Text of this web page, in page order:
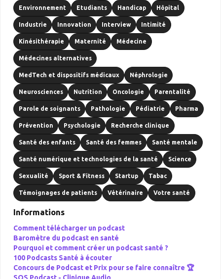
Environnement Etudiants Handicap Hôpital
Industrie Innovation Interview Intimité
Kinésithérapie Maternité Médecine
Médecines alternatives
MedTech et dispositifs médicaux Néphrologie
Neurosciences Nutrition Oncologie Parentalité
Parole de soignants Pathologie Pédiatrie Pharma
Prévention Psychologie Recherche clinique
Santé des enfants Santé des femmes Santé mentale
Santé numérique et technologies de la santé Science
Sexualité Sport & Fitness Startup Tabac
Témoignages de patients Vétérinaire Votre santé
Informations
Comment télécharger un podcast
Baromètre du podcast en santé
Pourquoi et comment créer un podcast santé ?
100 Podcasts Santé à écouter
Concours de Podcast et Prix pour se faire connaître 🏆
SOS Podcast - Clinique Audio